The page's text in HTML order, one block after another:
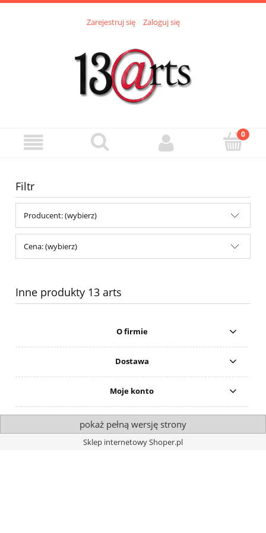
Zarejestruj się Zaloguj się
Filtr
Producent: (wybierz)
Cena: (wybierz)
Inne produkty 13 arts
O firmie
Dostawa
Moje konto
pokaż pełną wersję strony
Sklep internetowy Shoper.pl